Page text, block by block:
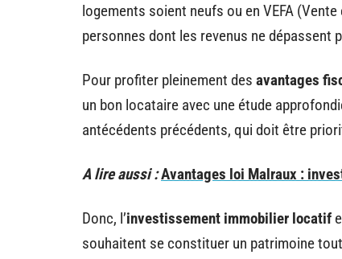
logements soient neufs ou en VEFA
personnes dont les revenus ne dépassent
Pour profiter pleinement des avantages
un bon locataire avec une étude
antécédents précédents, qui doit être
A lire aussi :Avantages loi Malraux :
Donc, l’investissement immobilier locatif
souhaitent se constituer un patrimoine tout